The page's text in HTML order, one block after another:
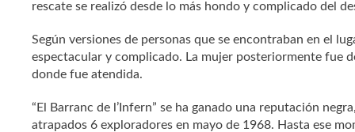
rescate se realizó desde lo más hondo y complicado del
Según versiones de personas que se encontraban en el
espectacular y complicado. La mujer posteriormente fue
donde fue atendida.
“El Barranc de l’Infern” se ha ganado una reputación
atrapados 6 exploradores en mayo de 1968. Hasta ese